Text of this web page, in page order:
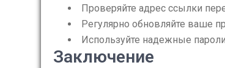
Проверяйте адрес ссылки
Регулярно обновляйте ваше
Используйте надежные
Заключение